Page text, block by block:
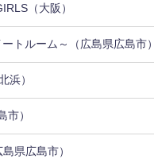
（大阪）
トルーム～（広島県広島市）
浜）
市）
県広島市）